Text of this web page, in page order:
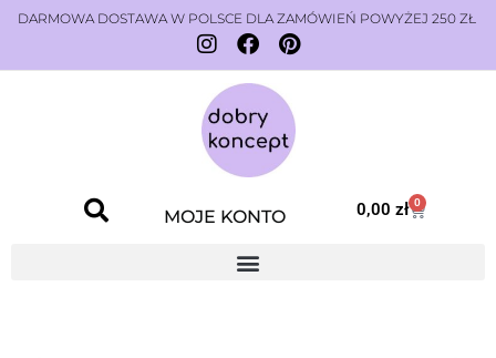
DARMOWA DOSTAWA W POLSCE DLA ZAMÓWIEŃ POWYŻEJ 250 ZŁ
MOJE KONTO 0,00zł 0